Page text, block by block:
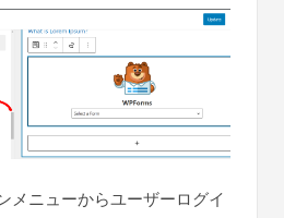
メニューからユーザーログイ